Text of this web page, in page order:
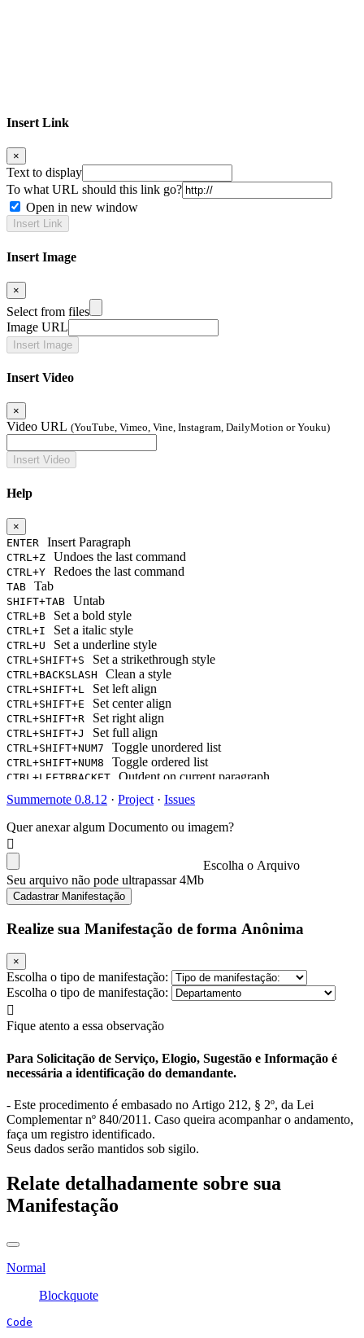
Insert Link
×
Text to display
To what URL should this link go?
Open in new window
Insert Image
×
Select from files
Image URL
Insert Video
×
Video URL (YouTube, Vimeo, Vine, Instagram, DailyMotion or Youku)
Help
×
ENTER
Insert Paragraph
CTRL+Z Undoes the last command
CTRL+Y Redoes the last command
TAB Tab
SHIFT+TAB Untab
CTRL+B Set a bold style
CTRL+I Set a italic style
CTRL+U Set a underline style
CTRL+SHIFT+S Set a strikethrough style
CTRL+BACKSLASH Clean a style
CTRL+SHIFT+L Set left align
CTRL+SHIFT+E Set center align
CTRL+SHIFT+R Set right align
CTRL+SHIFT+J Set full align
CTRL+SHIFT+NUM7 Toggle unordered list
CTRL+SHIFT+NUM8 Toggle ordered list
CTRL+LEFTBRACKET Outdent on current paragraph
CTRL+NUM0 Change current block's format as a paragraph(P tag)
CTRL+NUM1 Change current block's format as H1
CTRL+NUM2 Change current block's format as H2
CTRL+NUM3
CTRL+NUM4 Change current block's format as H4
CTRL+NUM5 Change current block's format as H5
CTRL+NUM6 Change current block's format as H6
Insert horizontal rule
CTRL+K Show Link Dialog
Summernote 0.8.12 · Project · Issues
Quer anexar algum Documento ou imagem?
Escolha o Arquivo
Seu arquivo não pode ultrapassar 4Mb
Cadastrar Manifestação
Realize sua Manifestação de forma Anônima
×
Escolha o tipo de manifestação:
Escolha o tipo de manifestação:
Fique atento a essa observação
Para Solicitação de Serviço, Elogio, Sugestão e Informação é
necessária a identificação do demandante.
- Este procedimento é embasado no Artigo 212, § 2º, da Lei
Complementar nº 840/2011. Caso queira acompanhar o andamento,
faça um registro identificado.
Seus dados serão mantidos sob sigilo.
Relate detalhadamente sobre sua
Manifestação
Normal
Blockquote
Code